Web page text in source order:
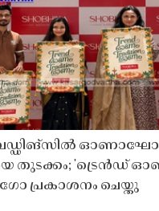
തുടക്കം; 'ട്രെൻഡ്
പ്രകാശനം ചെയ്തു